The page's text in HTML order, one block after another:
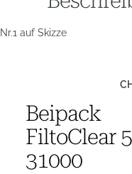
Nr.1 auf Skizze
Beipack
FiltoClear
31000